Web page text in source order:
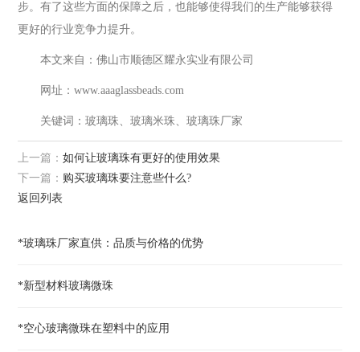
步。有了这些方面的保障之后，也能够使得我们的生产能够获得
更好的行业竞争力提升。
本文来自：佛山市顺德区耀永实业有限公司
网址：www.aaaglassbeads.com
关键词：玻璃珠、玻璃米珠、玻璃珠厂家
上一篇：如何让玻璃珠有更好的使用效果
返回列表
下一篇： 购买玻璃珠要注意些什么?
*玻璃珠厂家直供：品质与价格的优势
*新型材料玻璃微珠
*空心玻璃微珠在塑料中的应用